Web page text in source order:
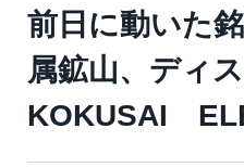
前日に動いた
属鉱山、ディス
KOKUSAI